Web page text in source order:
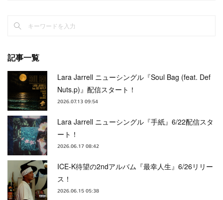
記事一覧
Lara Jarrell ニューシングル『Soul Bag (feat. Def
Nuts.p)』配信スタート！
2026.07.13 09:54
Lara Jarrell ニューシングル『手紙』6/22配信スタ
ート！
2026.06.17 08:42
ICE-K待望の2ndアルバム『最幸人生』6/26リリー
ス！
2026.06.15 05:38